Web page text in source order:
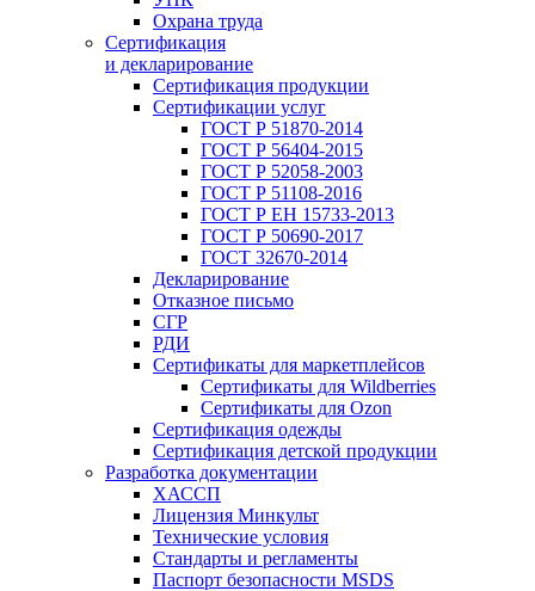
Охрана труда
Сертификация
и декларирование
Сертификация продукции
Сертификации услуг
ГОСТ Р 51870-2014
ГОСТ Р 56404-2015
ГОСТ Р 52058-2003
ГОСТ Р 51108-2016
ГОСТ Р ЕН 15733-2013
ГОСТ Р 50690-2017
ГОСТ 32670-2014
Декларирование
Отказное письмо
СГР
РДИ
Сертификаты для маркетплейсов
Сертификаты для Wildberries
Сертификаты для Ozon
Сертификация одежды
Сертификация детской продукции
Разработка документации
ХАССП
Лицензия Минкульт
Технические условия
Стандарты и регламенты
Паспорт безопасности MSDS